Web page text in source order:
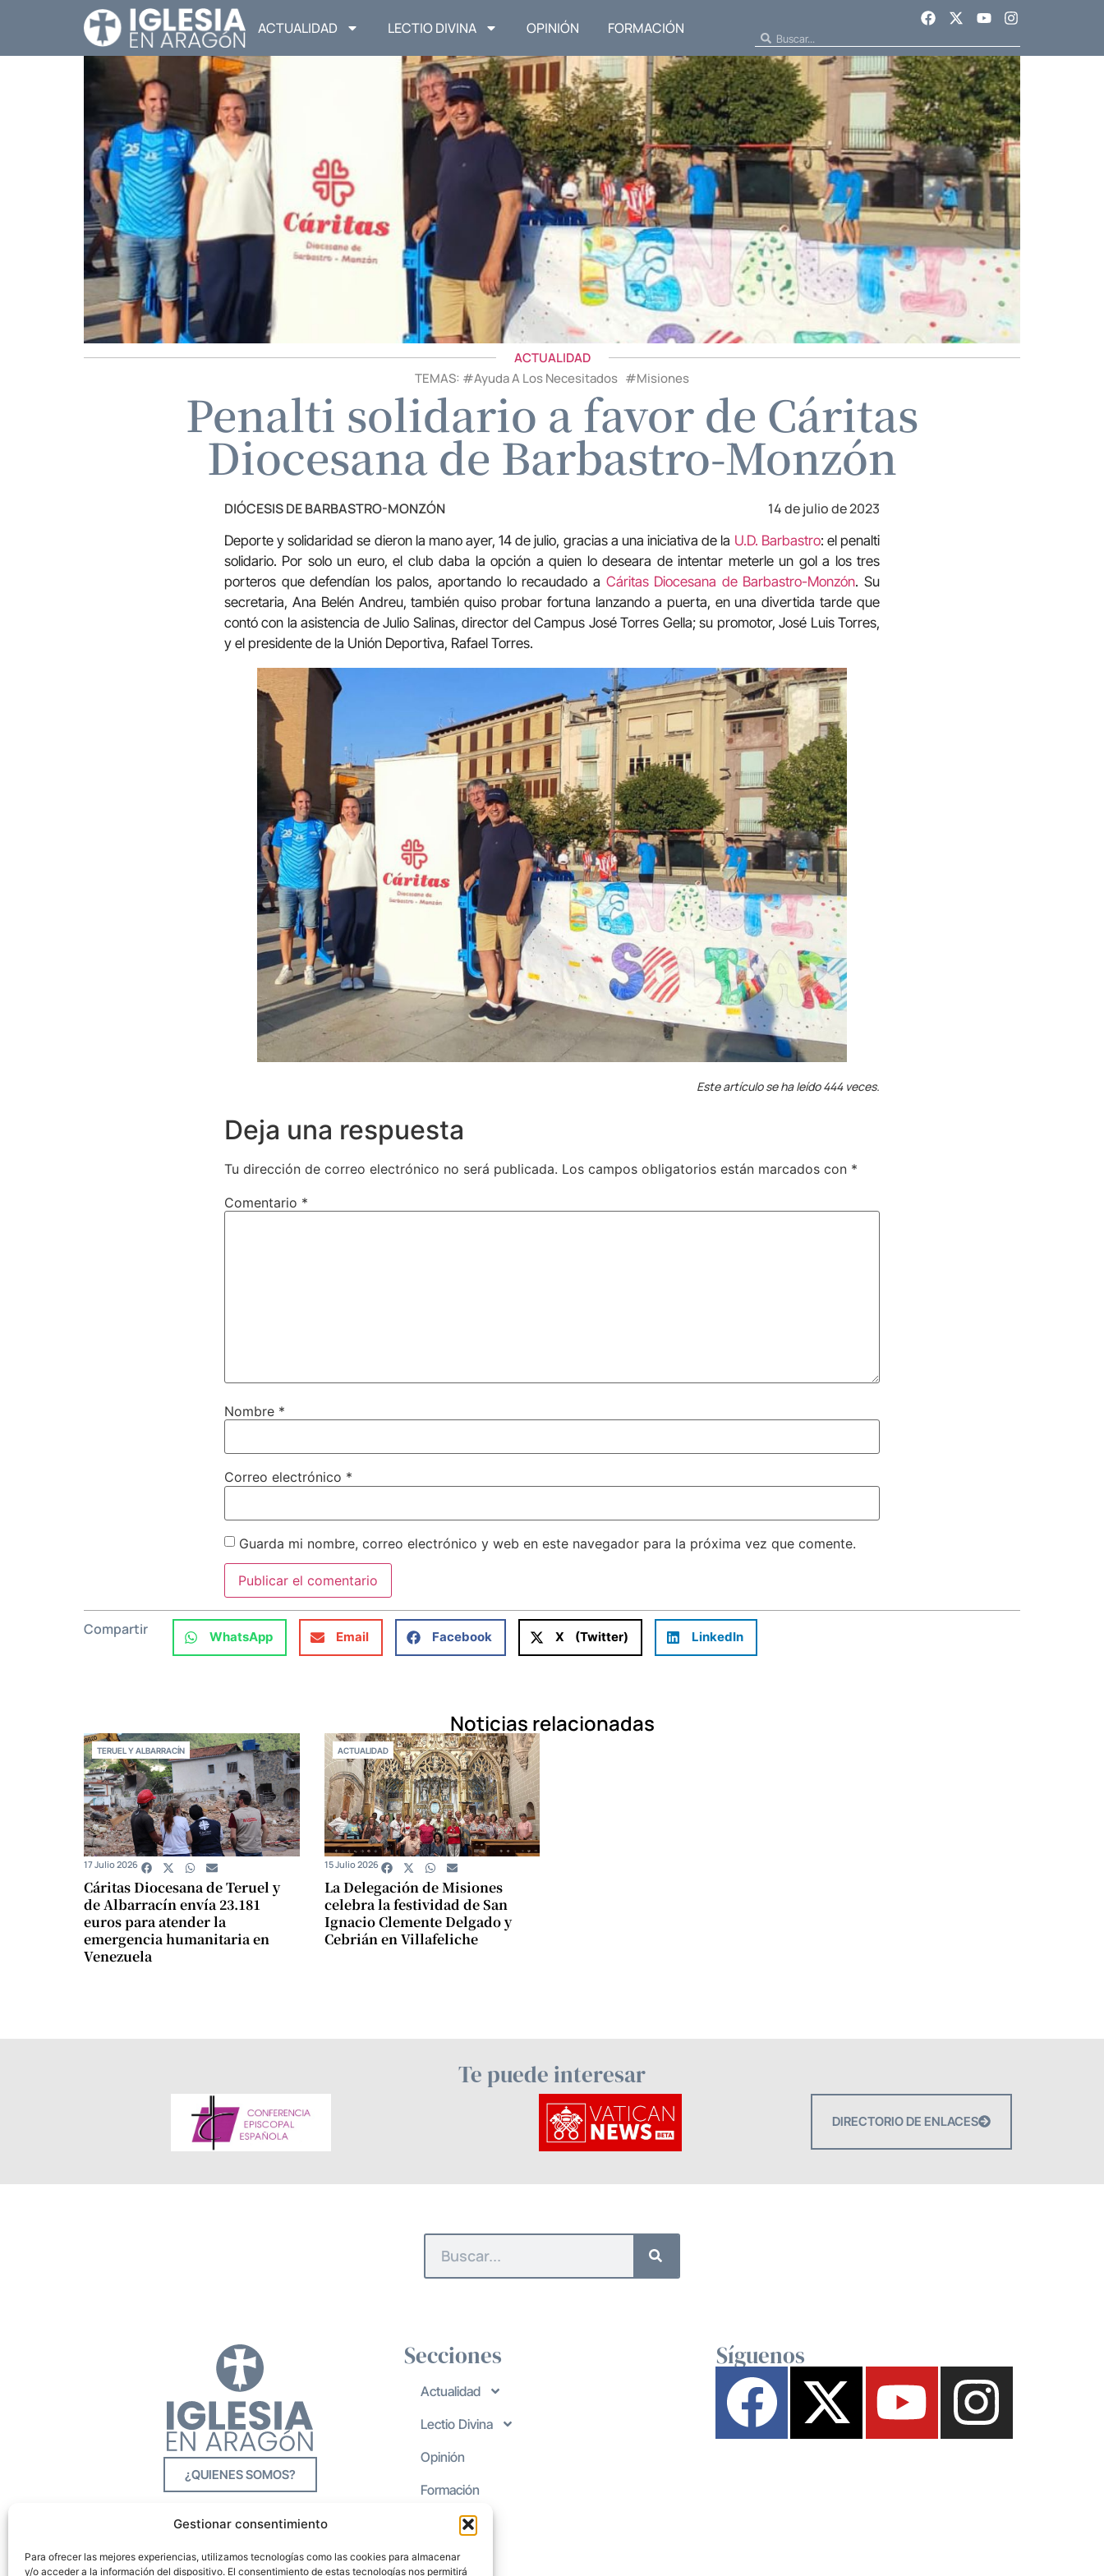
Gestionar consentimiento
Para ofrecer las mejores experiencias, utilizamos tecnologías como las cookies para almacenar
y/o acceder a la información del dispositivo. El consentimiento de estas tecnologías nos permitirá
ACTUALIDAD LECTIO DIVINA OPINIÓN FORMACIÓN
ACTUALIDAD
TEMAS: #Ayuda A Los Necesitados #Misiones
Penalti solidario a favor de Cáritas
Diocesana de Barbastro-Monzón
DIÓCESIS DE BARBASTRO-MONZÓN 14 de julio de 2023
Deporte y solidaridad se dieron la mano ayer, 14 de julio, gracias a una iniciativa de la U.D. Barbastro: el penalti
solidario. Por solo un euro, el club daba la opción a quien lo deseara de intentar meterle un gol a los tres
porteros que defendían los palos, aportando lo recaudado a Cáritas Diocesana de Barbastro-Monzón. Su
secretaria, Ana Belén Andreu, también quiso probar fortuna lanzando a puerta, en una divertida tarde que
contó con la asistencia de Julio Salinas, director del Campus José Torres Gella; su promotor, José Luis Torres,
y el presidente de la Unión Deportiva, Rafael Torres.
Este artículo se ha leído 444 veces.
Deja una respuesta
Tu dirección de correo electrónico no será publicada. Los campos obligatorios están marcados con *
Comentario *
Nombre *
Correo electrónico *
Guarda mi nombre, correo electrónico y web en este navegador para la próxima vez que comente.
Compartir WhatsApp Email Facebook X (Twitter) LinkedIn
Noticias relacionadas
TERUEL Y ALBARRACÍN
Cáritas Diocesana de Teruel y
de Albarracín envía 23.181
euros para atender la
emergencia humanitaria en
Venezuela
17 Julio 2026
ACTUALIDAD
La Delegación de Misiones
celebra la festividad de San
Ignacio Clemente Delgado y
Cebrián en Villafeliche
15 Julio 2026
Te puede interesar
DIRECTORIO DE ENLACES
¿QUIENES SOMOS?
Secciones
Actualidad
Lectio Divina
Opinión
Formación
Síguenos